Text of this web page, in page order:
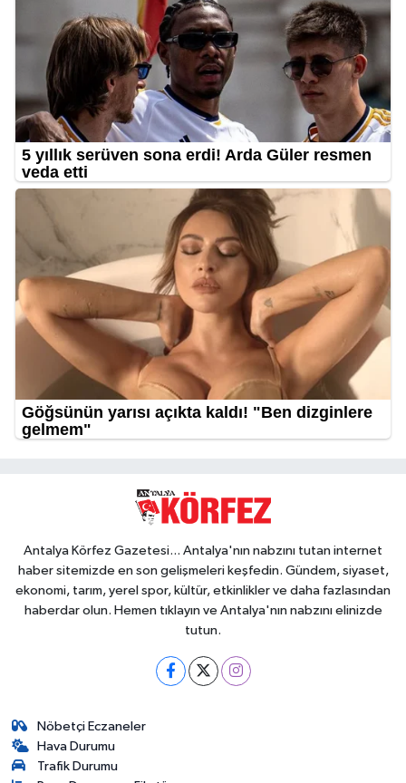
Antalya Körfez Gazetesi... Antalya'nın nabzını tutan internet
haber sitemizde en son gelişmeleri keşfedin. Gündem, siyaset,
ekonomi, tarım, yerel spor, kültür, etkinlikler ve daha fazlasından
haberdar olun. Hemen tıklayın ve Antalya'nın nabzını elinizde
tutun.
Nöbetçi Eczaneler
Hava Durumu
Trafik Durumu